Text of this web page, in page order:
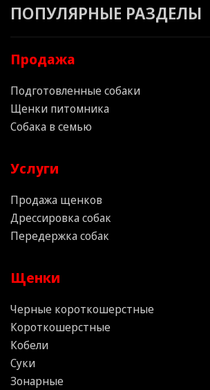
ПОПУЛЯРНЫЕ РАЗДЕЛЫ
Продажа
Подготовленные собаки
Щенки питомника
Собака в семью
Услуги
Продажа щенков
Дрессировка собак
Передержка собак
Щенки
Черные короткошерстные
Короткошерстные
Кобели
Суки
Зонарные